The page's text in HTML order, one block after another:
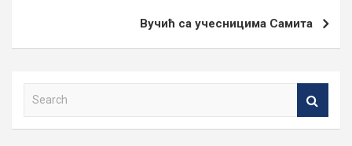
Вучић са учесницима Самита